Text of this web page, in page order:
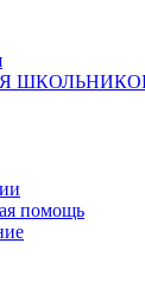
помощь